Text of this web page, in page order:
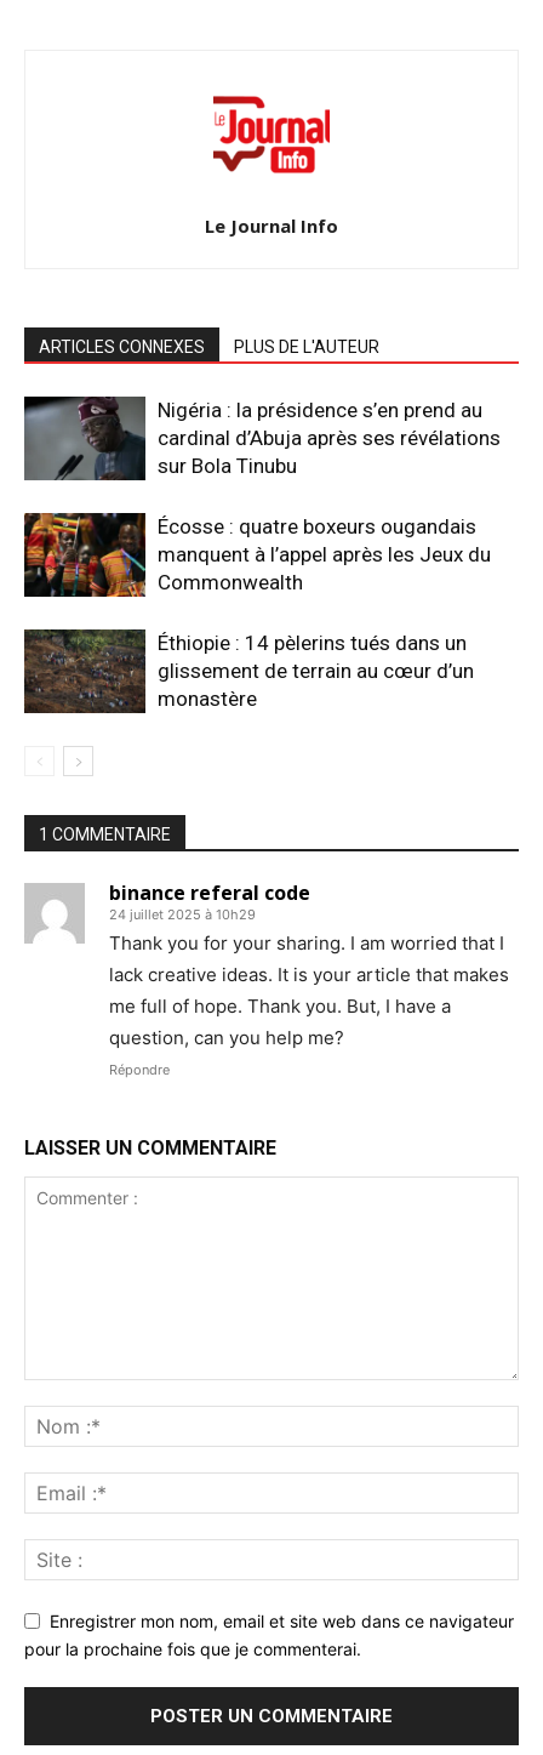
Le Journal Info
ARTICLES CONNEXES PLUS DE L'AUTEUR
Nigéria : la présidence s’en prend au
cardinal d’Abuja après ses révélations
sur Bola Tinubu
Écosse : quatre boxeurs ougandais
manquent à l’appel après les Jeux du
Commonwealth
Éthiopie : 14 pèlerins tués dans un
glissement de terrain au cœur d’un
monastère
1 COMMENTAIRE
binance referal code
24 juillet 2025 à 10h29
Thank you for your sharing. I am worried that I
lack creative ideas. It is your article that makes
me full of hope. Thank you. But, I have a
question, can you help me?
Répondre
LAISSER UN COMMENTAIRE
Enregistrer mon nom, email et site web dans ce navigateur
pour la prochaine fois que je commenterai.